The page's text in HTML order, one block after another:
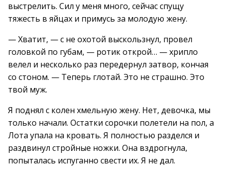
выстрелить. Сил у меня много, сейчас спущу
тяжесть в яйцах и примусь за молодую жену.
— Хватит, — с не охотой выскользнул, провел
головкой по губам, — ротик открой… — хрипло
велел и несколько раз передернул затвор, кончая
со стоном. — Теперь глотай. Это не страшно. Это
твой муж.
Я поднял с колен хмельную жену. Нет, девочка, мы
только начали. Остатки сорочки полетели на пол, а
Лота упала на кровать. Я полностью разделся и
раздвинул стройные ножки. Она вздрогнула,
попыталась испуганно свести их. Я не дал.